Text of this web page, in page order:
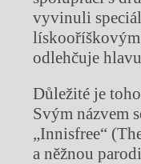
vyvinuli
lískooříškovým
odlehčuje
Důležité je
Svým názvem
„Innisfree“
a něžnou